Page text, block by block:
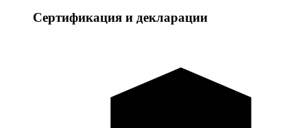
Сертификация и декларации